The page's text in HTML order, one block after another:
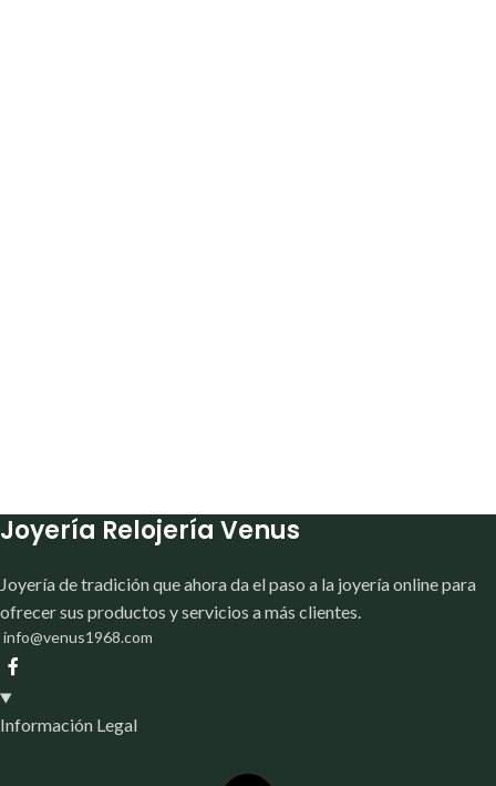
Joyería Relojería Venus
Joyería de tradición que ahora da el paso a la joyería online para
ofrecer sus productos y servicios a más clientes.
info@venus1968.com
Información Legal